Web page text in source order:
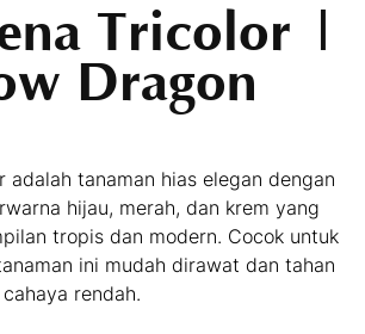
Tricolor |
Dragon
adalah tanaman hias elegan dengan
hijau, merah, dan krem yang
tropis dan modern. Cocok untuk
ini mudah dirawat dan tahan
rendah.